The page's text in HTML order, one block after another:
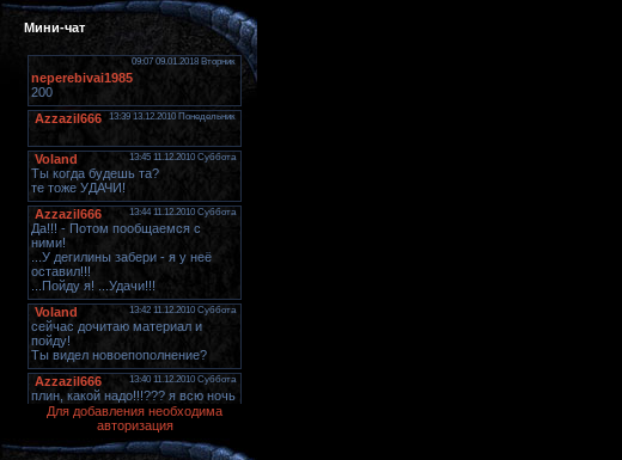
Мини-чат
Для добавления необходима
авторизация